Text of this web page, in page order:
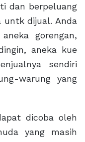
dan berpeluang
untk dijual. Anda
gorengan,
aneka kue
sendiri
warung yang
dicoba oleh
yang masih